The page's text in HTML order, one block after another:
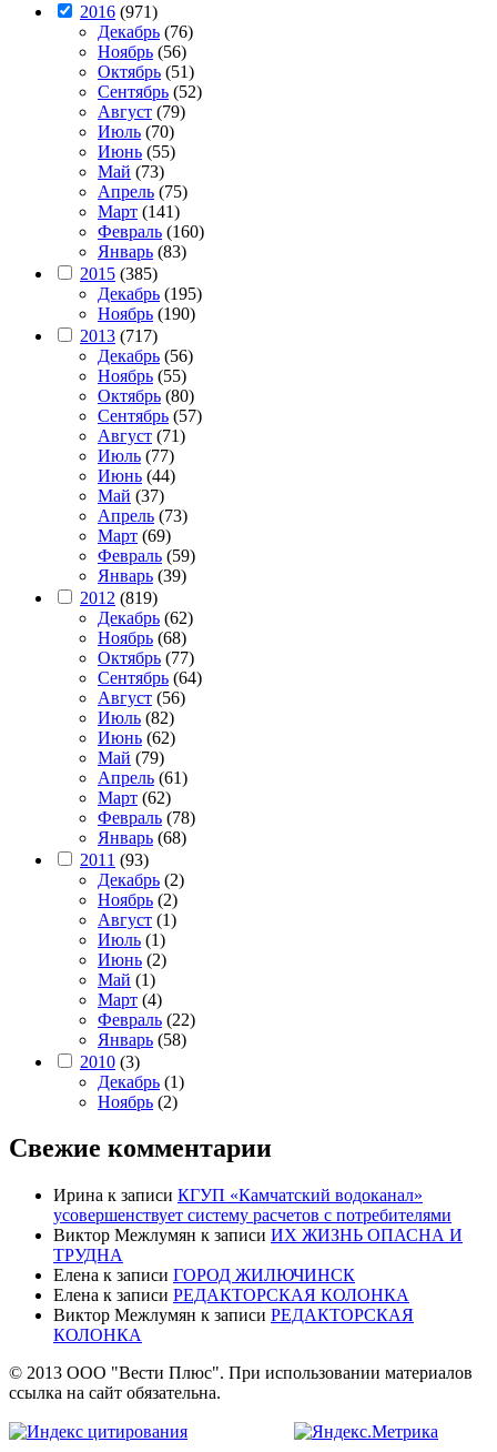
2016 (971)
Декабрь (76)
Ноябрь (56)
Октябрь (51)
Сентябрь (52)
Август (79)
Июль (70)
Июнь (55)
Май (73)
Апрель (75)
Март (141)
Февраль (160)
Январь (83)
2015 (385)
Декабрь (195)
Ноябрь (190)
2013 (717)
Декабрь (56)
Ноябрь (55)
Октябрь (80)
Сентябрь (57)
Август (71)
Июль (77)
Июнь (44)
Май (37)
Апрель (73)
Март (69)
Февраль (59)
Январь (39)
2012 (819)
Декабрь (62)
Ноябрь (68)
Октябрь (77)
Сентябрь (64)
Август (56)
Июль (82)
Июнь (62)
Май (79)
Апрель (61)
Март (62)
Февраль (78)
Январь (68)
2011 (93)
Декабрь (2)
Ноябрь (2)
Август (1)
Июль (1)
Июнь (2)
Май (1)
Март (4)
Февраль (22)
Январь (58)
2010 (3)
Декабрь (1)
Ноябрь (2)
Свежие комментарии
Ирина к записи КГУП «Камчатский водоканал»
усовершенствует систему расчетов с потребителями
Виктор Межлумян к записи ИХ ЖИЗНЬ ОПАСНА И
ТРУДНА
Елена к записи ГОРОД ЖИЛЮЧИНСК
Елена к записи РЕДАКТОРСКАЯ КОЛОНКА
Виктор Межлумян к записи РЕДАКТОРСКАЯ
КОЛОНКА
© 2013 ООО "Вести Плюс". При использовании материалов
ссылка на сайт обязательна.